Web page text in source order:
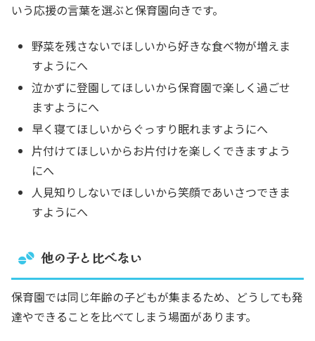
いう応援の言葉を選ぶと保育園向きです。
野菜を残さないでほしいから好きな食べ物が増えま
すようにへ
泣かずに登園してほしいから保育園で楽しく過ごせ
ますようにへ
早く寝てほしいからぐっすり眠れますようにへ
片付けてほしいからお片付けを楽しくできますよう
にへ
人見知りしないでほしいから笑顔であいさつできま
すようにへ
他の子と比べない
保育園では同じ年齢の子どもが集まるため、どうしても発
達やできることを比べてしまう場面があります。